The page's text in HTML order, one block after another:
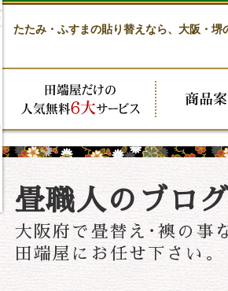
たたみ・ふすまの貼り替えなら、 大阪・堺
畳職人のブログ
大阪府で畳替え･襖の事
田端屋にお任せ下さい。